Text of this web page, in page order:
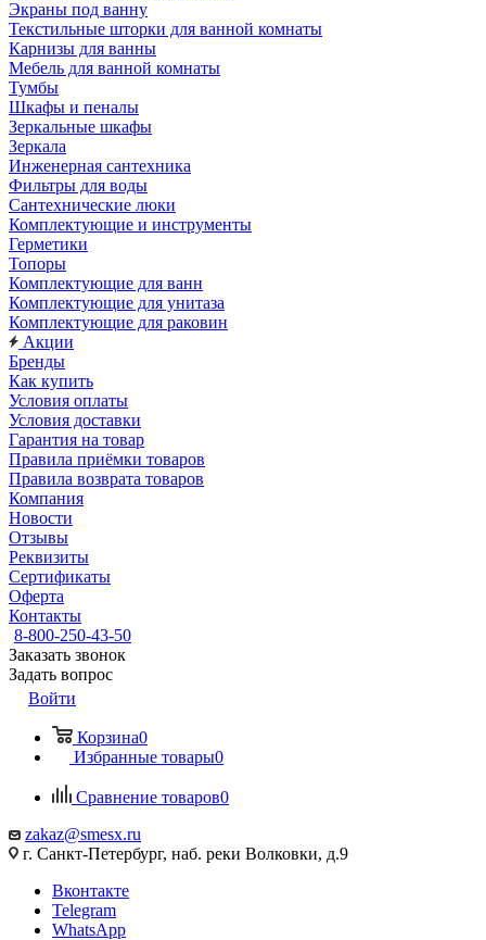
Экраны под ванну
Текстильные шторки для ванной комнаты
Карнизы для ванны
Мебель для ванной комнаты
Тумбы
Шкафы и пеналы
Зеркальные шкафы
Зеркала
Инженерная сантехника
Фильтры для воды
Сантехнические люки
Комплектующие и инструменты
Герметики
Топоры
Комплектующие для ванн
Комплектующие для унитаза
Комплектующие для раковин
Акции
Бренды
Как купить
Условия оплаты
Условия доставки
Гарантия на товар
Правила приёмки товаров
Правила возврата товаров
Компания
Новости
Отзывы
Реквизиты
Сертификаты
Оферта
Контакты
8-800-250-43-50
Заказать звонок
Задать вопрос
Войти
Корзина0
Избранные товары0
Сравнение товаров0
zakaz@smesx.ru
г. Санкт-Петербург, наб. реки Волковки, д.9
Вконтакте
Telegram
WhatsApp